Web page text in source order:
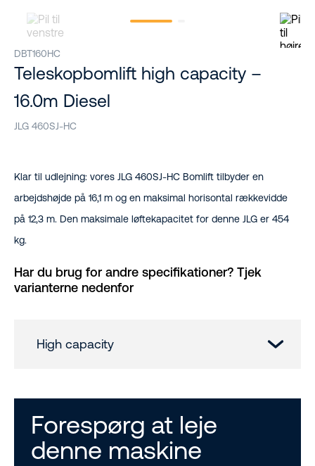
DBT160HC
Teleskopbomlift high capacity –
16.0m Diesel
JLG 460SJ-HC
Klar til udlejning: vores JLG 460SJ-HC Bomlift tilbyder en
arbejdshøjde på 16,1 m og en maksimal horisontal rækkevidde
på 12,3 m. Den maksimale løftekapacitet for denne JLG er 454
kg.
Har du brug for andre specifikationer? Tjek
varianterne nedenfor
High capacity
Forespørg at leje
denne maskine